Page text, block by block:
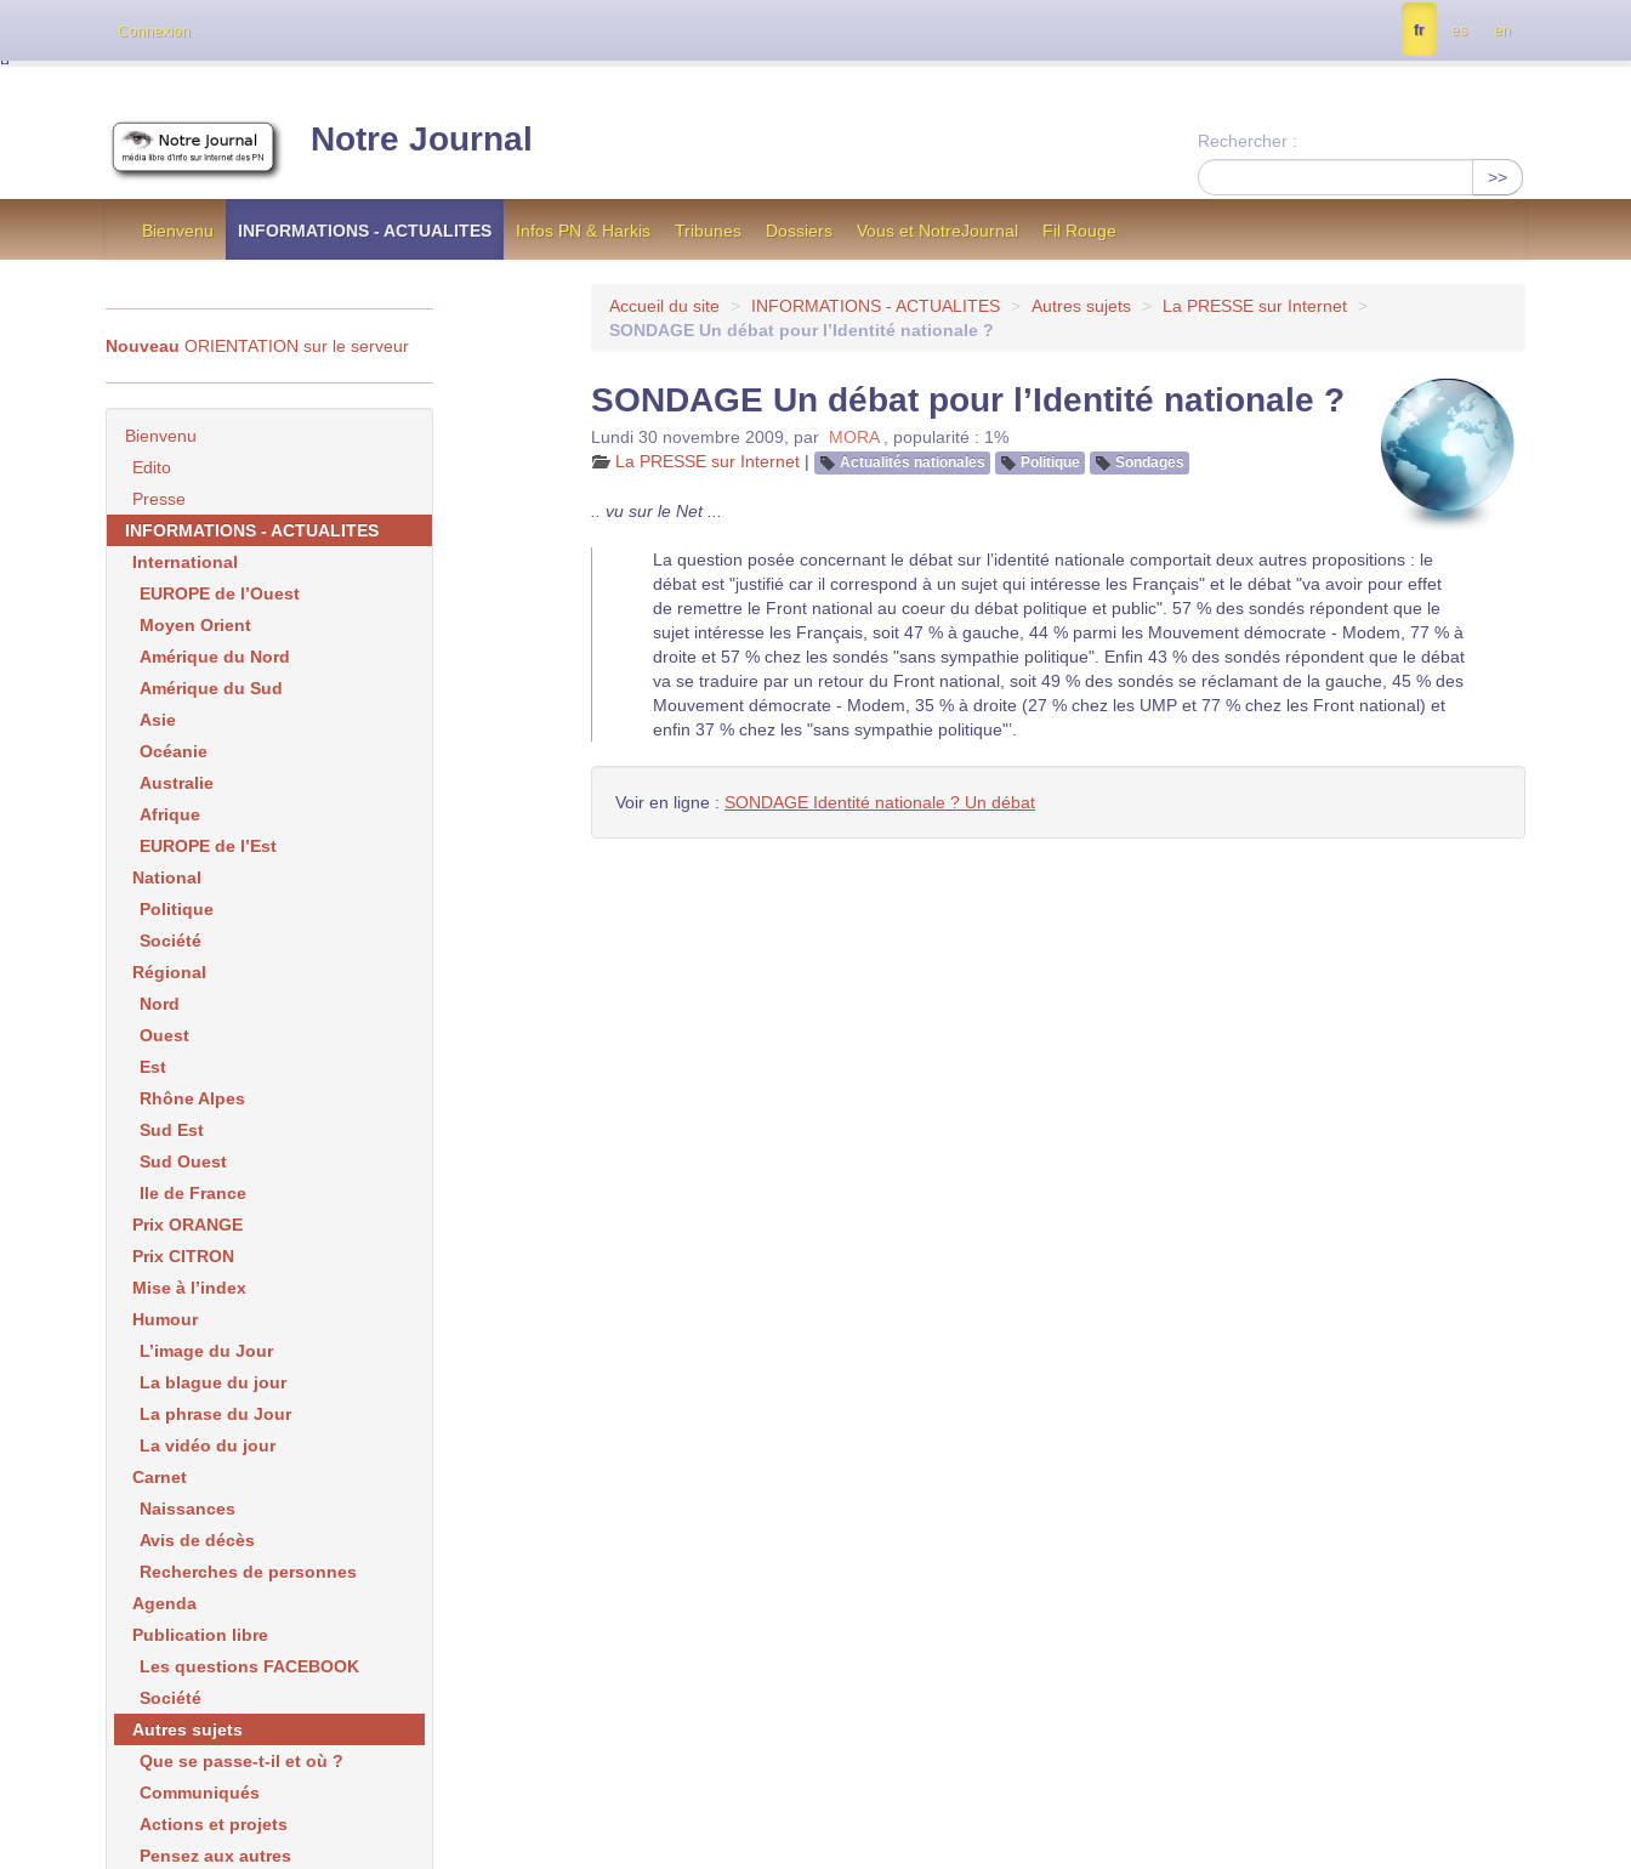
Notre Journal
Rechercher :
>>
Bienvenu INFORMATIONS - ACTUALITES Infos PN & Harkis Tribunes Dossiers Vous et NotreJournal Fil Rouge
Accueil du site > INFORMATIONS - ACTUALITES > Autres sujets > La PRESSE sur Internet
>
SONDAGE Un débat pour l’Identité nationale ?
SONDAGE Un débat pour l’Identité nationale ?
Lundi 30 novembre 2009 par MORA
popularité : 1%
La PRESSE sur Internet | Actualités nationales Politique Sondages
.. vu sur le Net ...
La question posée concernant le débat sur l’identité nationale comportait deux autres propositions : le
débat est "justifié car il correspond à un sujet qui intéresse les Français" et le débat "va avoir pour effet
de remettre le Front national au coeur du débat politique et public". 57 % des sondés répondent que le
sujet intéresse les Français, soit 47 % à gauche, 44 % parmi les Mouvement démocrate - Modem, 77 % à
droite et 57 % chez les sondés "sans sympathie politique". Enfin 43 % des sondés répondent que le débat
va se traduire par un retour du Front national, soit 49 % des sondés se réclamant de la gauche, 45 % des
Mouvement démocrate - Modem, 35 % à droite (27 % chez les UMP et 77 % chez les Front national) et
enfin 37 % chez les "sans sympathie politique"’.
Voir en ligne : SONDAGE Identité nationale ? Un débat
Nouveau ORIENTATION sur le serveur
Bienvenu
Edito
Presse
INFORMATIONS - ACTUALITES
International
EUROPE de l’Ouest
Moyen Orient
Amérique du Nord
Amérique du Sud
Asie
Océanie
Australie
Afrique
EUROPE de l’Est
National
Politique
Société
Régional
Nord
Ouest
Est
Rhône Alpes
Sud Est
Sud Ouest
Ile de France
Prix ORANGE
Prix CITRON
Mise à l’index
Humour
L’image du Jour
La blague du jour
La phrase du Jour
La vidéo du jour
Carnet
Naissances
Avis de décès
Recherches de personnes
Agenda
Publication libre
Les questions FACEBOOK
Société
Autres sujets
Que se passe-t-il et où ?
Communiqués
Actions et projets
Pensez aux autres
Connexion fr es en
Cette version de NotreJournal représente l’ancienne formule utilisée jusqu’en octobre 2012, en cas de difficultés, contactez nous à info@notrejournal.info !